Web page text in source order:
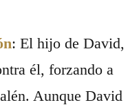
: El hijo de David,
él, forzando a
Aunque David